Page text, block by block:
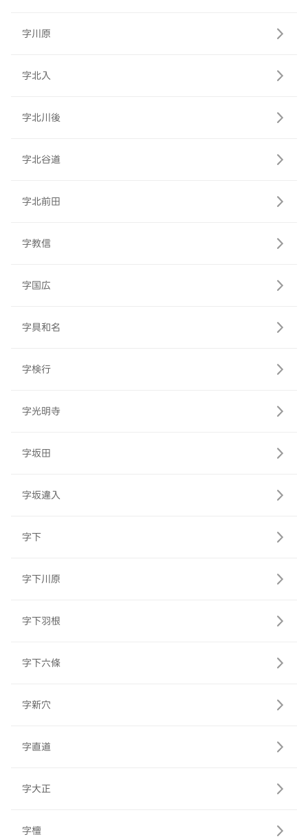
字川原
字北入
字北川後
字北谷道
字北前田
字教信
字国広
字具和名
字検行
字光明寺
字坂田
字坂違入
字下
字下川原
字下羽根
字下六條
字新穴
字直道
字大正
字檀